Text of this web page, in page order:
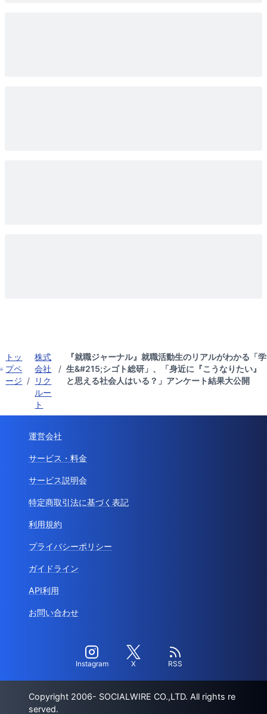
トッ
プペ
ージ /
株式
会社
リク
ルー
ト
/
『就職ジャーナル』就職活動生のリアルがわかる「学
生&#215;シゴト総研」、「身近に『こうなりたい』
と思える社会人はいる？」アンケート結果大公開
運営会社
サービス・料金
サービス説明会
特定商取引法に基づく表記
利用規約
プライバシーポリシー
ガイドライン
API利用
お問い合わせ
Instagram X RSS
Copyright 2006- SOCIALWIRE CO.,LTD. All rights re
served.